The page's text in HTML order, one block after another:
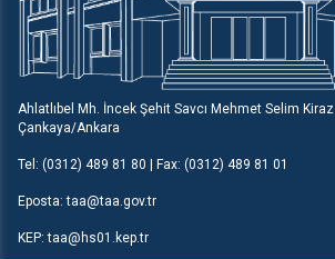
Ahlatlıbel Mh. İncek Şehit Savcı Mehmet Selim
Çankaya/Ankara
Tel: (0312) 489 81 80 | Fax: (0312) 489 81 01
Eposta: taa@taa.gov.tr
KEP: taa@hs01.kep.tr